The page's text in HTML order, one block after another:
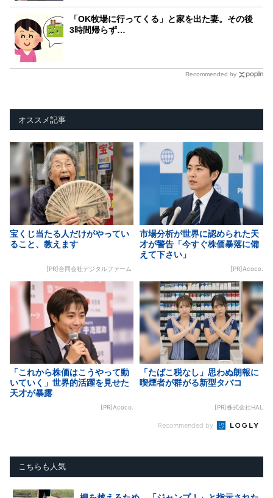
「OK牧場に行ってくる」と家を出た妻。その後
3時間帰らず…
Recommended by
オススメ記事
宝くじ当たる人だけがやってい
ること、教えます
[PR]合同会社デジタルファーム
市場分析が世界に認められた天
才が警告「今すぐ株価暴落に備
えて下さい」
[PR]Acoco.
「これから株価はこうやって動
いていく」世界的活躍を見せた
天才が暴露
[PR]Acoco.
「たばこ税なし」思わぬ朗報に
喫煙者が群がる新型タバコ
[PR]株式会社HAL
Recommended by
こちらも人気